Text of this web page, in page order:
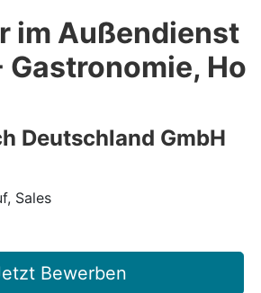
im Außendienst
Ho
Deutschland GmbH
Sales
Bewerben